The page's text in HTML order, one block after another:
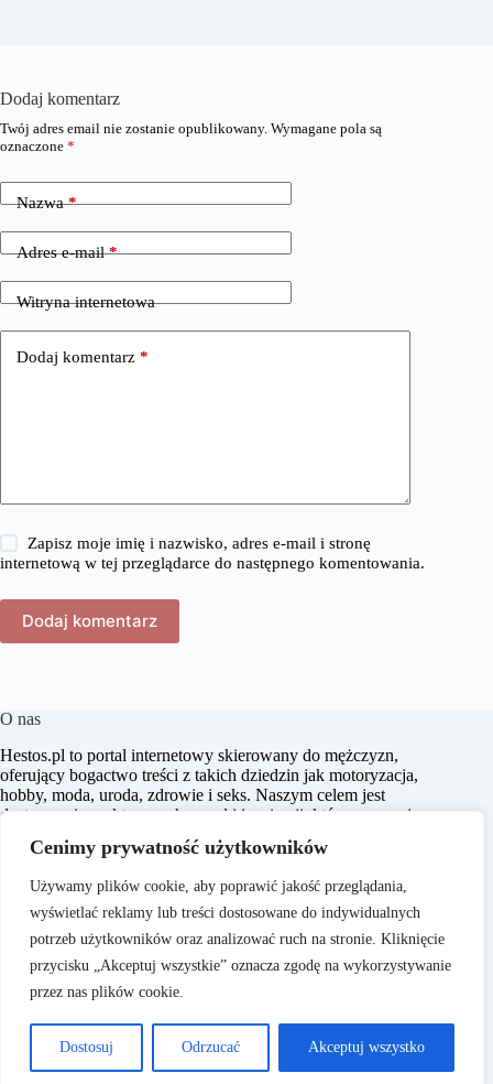
Cenimy prywatność użytkowników
Używamy plików cookie, aby poprawić jakość przeglądania,
wyświetlać reklamy lub treści dostosowane do indywidualnych
potrzeb użytkowników oraz analizować ruch na stronie. Kliknięcie
przycisku „Akceptuj wszystkie” oznacza zgodę na wykorzystywanie
przez nas plików cookie.
Dostosuj Odrzucać Akceptuj wszystko
Dodaj komentarz
Twój adres email nie zostanie opublikowany. Wymagane pola są
oznaczone *
Nazwa*
Adres e-mail*
Witryna internetowa
Dodaj komentarz *
Zapisz moje imię i nazwisko, adres e-mail i stronę
internetową w tej przeglądarce do następnego komentowania.
Dodaj komentarz
O nas
​Hestos.pl to portal internetowy skierowany do mężczyzn,
oferujący bogactwo treści z takich dziedzin jak motoryzacja,
hobby, moda, uroda, zdrowie i seks. Naszym celem jest
dostarczanie praktycznych porad i inspiracji, które pomagają
aktywnego stylu życia. Dbamy o to, aby nasze artykuły były
wiedzy w danym zakresie.
Copyright © 2026 -
O nas
Polityka Prywatności